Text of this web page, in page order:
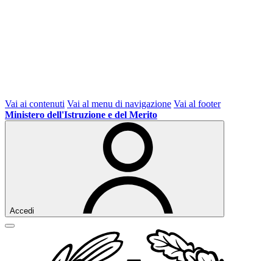
Vai ai contenuti Vai al menu di navigazione Vai al footer
Ministero dell'Istruzione e del Merito
Accedi